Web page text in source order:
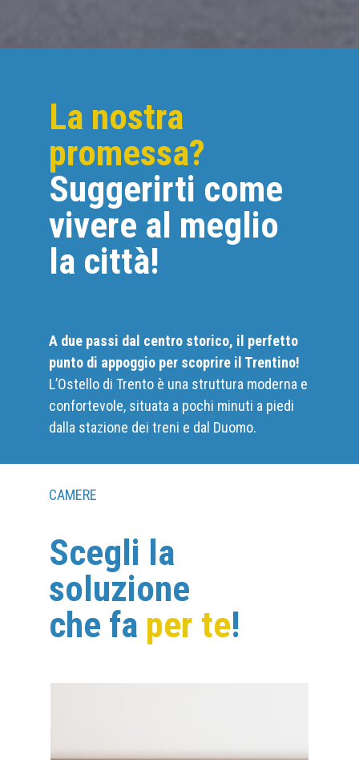
La nostra
promessa?
Suggerirti come
vivere al meglio
la città!
A due passi dal centro storico, il perfetto
punto di appoggio per scoprire il Trentino!
L’Ostello di Trento è una struttura moderna e
confortevole, situata a pochi minuti a piedi
dalla stazione dei treni e dal Duomo.
CAMERE
Scegli la
soluzione
che fa per te!